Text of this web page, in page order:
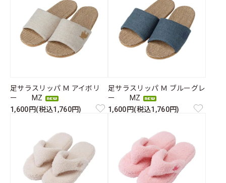
足サラスリッパ Ｍ アイボリ
ー MZ
1,600円(税込1,760円)
足サラスリッパ Ｍ ブルーグレ
ー MZ
1,600円(税込1,760円)